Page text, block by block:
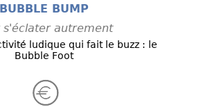
BUBBLE BUMP
s'éclater autrement
ludique qui fait le buzz : le
Bubble Foot